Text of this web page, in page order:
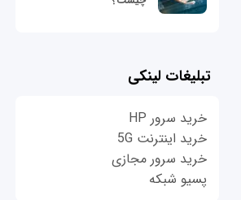
تبلیغات لینکی
خرید سرور HP
خرید اینترنت 5G
خرید سرور مجازی
پسیو شبکه